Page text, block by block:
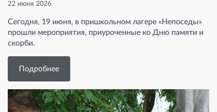
22 июня 2026
Сегодня, 19 июня, в пришкольном лагере «Непоседы»
прошли мероприятия, приуроченные ко Дню памяти и
скорби.
Подробнее